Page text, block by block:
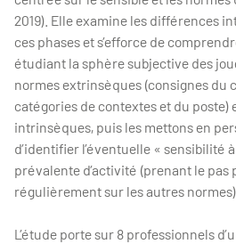
2019). Elle examine les différences
ces phases et s’efforce de
étudiant la sphère subjective des
normes extrinsèques (consignes du
catégories de contextes et du poste)
intrinsèques, puis les mettons en
d’identifier l’éventuelle « sensibilité
prévalente d’activité (prenant le
régulièrement sur les autres
L’étude porte sur 8 professionnels